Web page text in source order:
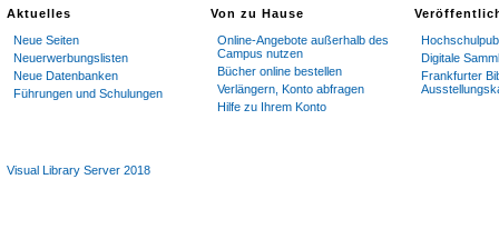
Aktuelles
Neue Seiten
Neuerwerbungslisten
Neue Datenbanken
Führungen und Schulungen
Von zu Hause
Online-Angebote außerhalb des
Campus nutzen
Bücher online bestellen
Verlängern, Konto abfragen
Hilfe zu Ihrem Konto
Digitale
Frankfurter
Visual Library Server 2018